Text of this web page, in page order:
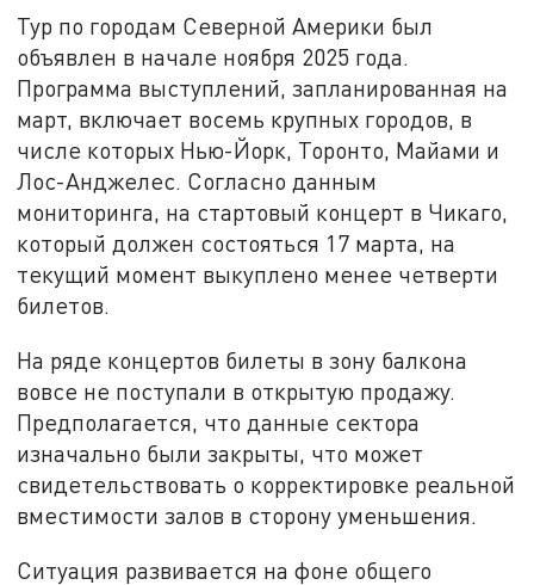
Тур по городам Северной Америки был
объявлен в начале ноября 2025 года.
Программа выступлений, запланированная на
март, включает восемь крупных городов, в
числе которых Нью-Йорк, Торонто, Майами и
Лос-Анджелес. Согласно данным
мониторинга, на стартовый концерт в Чикаго,
который должен состояться 17 марта, на
текущий момент выкуплено менее четверти
билетов.
На ряде концертов билеты в зону балкона
вовсе не поступали в открытую продажу.
Предполагается, что данные сектора
изначально были закрыты, что может
свидетельствовать о корректировке реальной
вместимости залов в сторону уменьшения.
Ситуация развивается на фоне общего